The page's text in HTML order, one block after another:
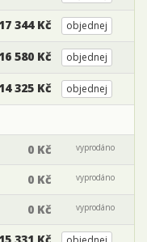
17 344 Kč objednej
16 580 Kč objednej
14 325 Kč objednej
0 Kč vyprodáno
0 Kč vyprodáno
0 Kč vyprodáno
15 331 Kč